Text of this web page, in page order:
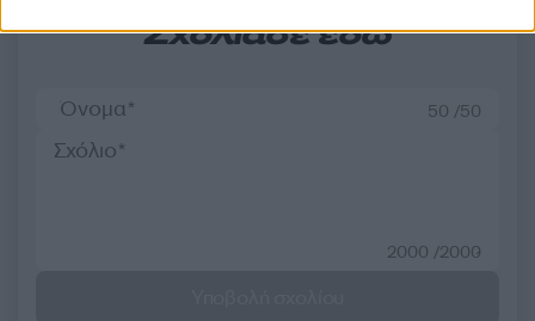
Σχολίασε εδώ
50 /50
2000 /2000